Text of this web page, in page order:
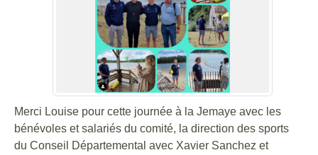
Merci Louise pour cette journée à la Jemaye avec les
bénévoles et salariés du comité, la direction des sports
du Conseil Départemental avec Xavier Sanchez et